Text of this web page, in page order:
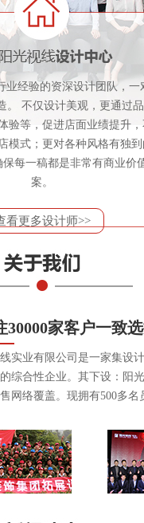
业经验的资深设计团队，一
。 不仅设计美观，更通过
验等，促进店面业绩提升
模式；更对各种风格有独
每一稿都是非常有商业价
案。
看更多设计师>>
30000家客户一致
实业有限公司是一家集设
综合性企业。其下设：阳
网络覆盖。现拥有500多